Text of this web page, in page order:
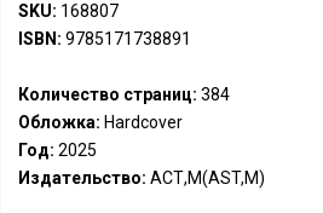
SKU: 168807
ISBN: 9785171738891
Количество страниц: 384
Обложка: Hardcover
Год: 2025
Издательство: АСТ,М(AST,M)